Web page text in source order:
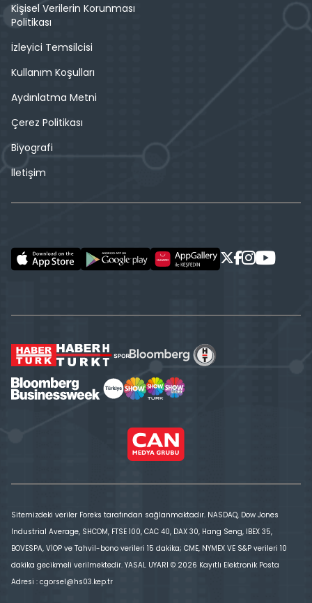
Kişisel Verilerin Korunması
Politikası
İzleyici Temsilcisi
Kullanım Koşulları
Aydınlatma Metni
Çerez Politikası
Biyografi
İletişim
Sitemizdeki veriler Foreks tarafından sağlanmaktadır. NASDAQ, Dow Jones
Industrial Average, SHCOM, FTSE 100, CAC 40, DAX 30, Hang Seng, IBEX 35,
BOVESPA, VİOP ve Tahvil-bono verileri 15 dakika; CME, NYMEX VE S&P verileri 10
dakika gecikmeli verilmektedir. YASAL UYARI © 2026 Kayıtlı Elektronik Posta
Adresi : cgorsel@hs03.kep.tr